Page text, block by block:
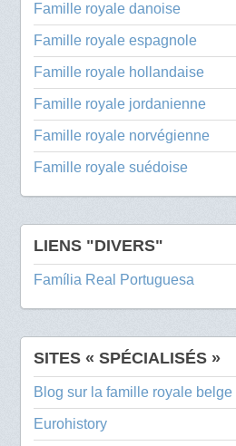
Famille royale danoise
Famille royale espagnole
Famille royale hollandaise
Famille royale jordanienne
Famille royale norvégienne
Famille royale suédoise
LIENS "DIVERS"
Família Real Portuguesa
SITES « SPÉCIALISÉS »
Blog sur la famille royale belge
Eurohistory